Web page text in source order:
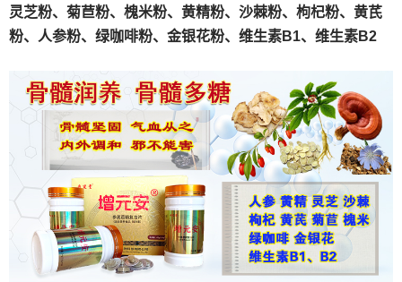
灵芝粉、 菊苣粉、 槐米粉、 黄精粉、沙棘粉、枸杞粉、黄芪
粉、人参粉、绿咖啡粉、金银花粉、维生素B1、维生素B2